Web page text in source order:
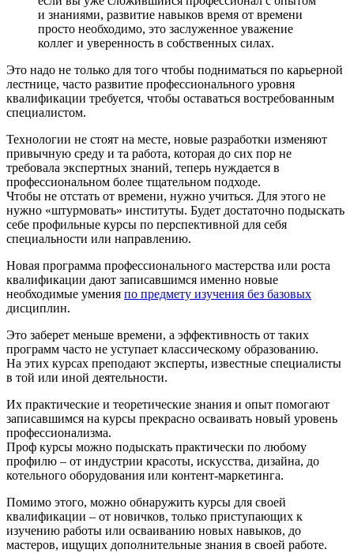
и знаниями, развитие навыков время от времени
просто необходимо, это заслуженное уважение
коллег и уверенность в собственных силах.
Это надо не только для того чтобы подниматься по карьерной
лестнице, часто развитие профессионального уровня
квалификации требуется, чтобы оставаться востребованным
специалистом.
Технологии не стоят на месте, новые разработки изменяют
привычную среду и та работа, которая до сих пор не
требовала экспертных знаний, теперь нуждается в
профессиональном более тщательном подходе.
Чтобы не отстать от времени, нужно учиться. Для этого не
нужно «штурмовать» институты. Будет достаточно подыскать
себе профильные курсы по перспективной для себя
специальности или направлению.
Новая программа профессионального мастерства или роста
квалификации дают записавшимся именно новые
необходимые умения по предмету изучения без базовых
дисциплин.
Это заберет меньше времени, а эффективность от таких
программ часто не уступает классическому образованию.
На этих курсах преподают эксперты, известные специалисты
в той или иной деятельности.
Их практические и теоретические знания и опыт помогают
записавшимся на курсы прекрасно осваивать новый уровень
профессионализма.
Проф курсы можно подыскать практически по любому
профилю – от индустрии красоты, искусства, дизайна, до
котельного оборудования или контент-маркетинга.
Помимо этого, можно обнаружить курсы для своей
квалификации – от новичков, только приступающих к
изучению работы или осваиванию новых навыков, до
мастеров, ищущих дополнительные знания в своей работе.